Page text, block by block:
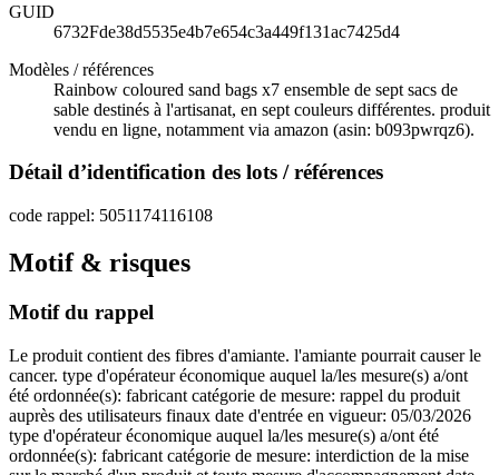
GUID
6732Fde38d5535e4b7e654c3a449f131ac7425d4
Modèles / références
Rainbow coloured sand bags x7 ensemble de sept sacs de
sable destinés à l'artisanat, en sept couleurs différentes. produit
vendu en ligne, notamment via amazon (asin: b093pwrqz6).
Détail d’identification des lots / références
code rappel: 5051174116108
Motif & risques
Motif du rappel
Le produit contient des fibres d'amiante. l'amiante pourrait causer le
cancer. type d'opérateur économique auquel la/les mesure(s) a/ont
été ordonnée(s): fabricant catégorie de mesure: rappel du produit
auprès des utilisateurs finaux date d'entrée en vigueur: 05/03/2026
type d'opérateur économique auquel la/les mesure(s) a/ont été
ordonnée(s): fabricant catégorie de mesure: interdiction de la mise